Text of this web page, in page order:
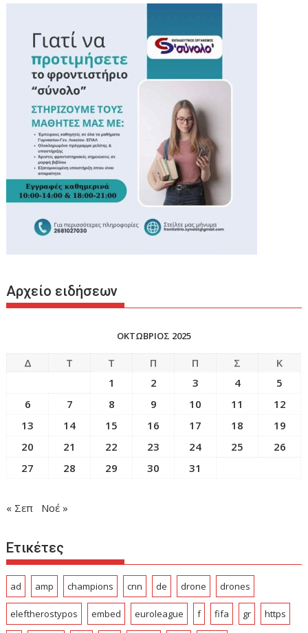
Αρχείο ειδήσεων
ΟΚΤΩΒΡΙΟΣ 2025
Δ Τ Τ Π Π Σ
Κ
1
2 3 4
5
6
7 8 9 10 11
12
13
14 15 16 17 18
19
20
21 22 23 24 25
26
27
28 29 30 31
« Σεπ Νοέ »
Ετικέτες
ad amp champions cnn de drone drones
eleftherostypos embed euroleague f fifa gr https